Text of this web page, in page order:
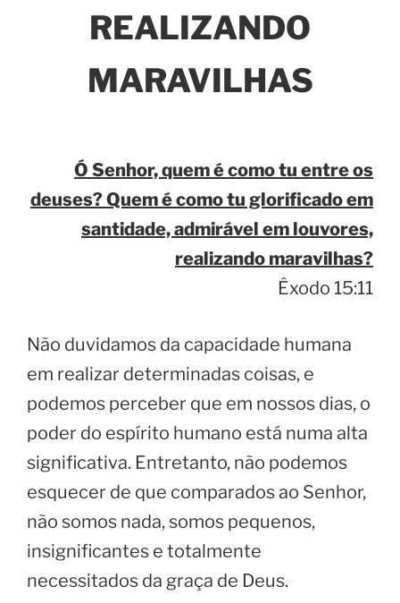
REALIZANDO
MARAVILHAS
Ó Senhor, quem é como tu entre os
deuses? Quem é como tu glorificado em
santidade, admirável em louvores,
realizando maravilhas?
Êxodo 15:11
Não duvidamos da capacidade humana
em realizar determinadas coisas, e
podemos perceber que em nossos dias, o
poder do espírito humano está numa alta
significativa. Entretanto, não podemos
esquecer de que comparados ao Senhor,
não somos nada, somos pequenos,
insignificantes e totalmente
necessitados da graça de Deus.